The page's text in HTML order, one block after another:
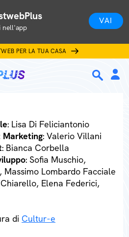
nell'app
VAI
PER LA TUA CASA
: Lisa Di Feliciantonio
Marketing: Valerio Villani
: Bianca Corbella
: Sofia Muschio,
Lombardo Facciale
Elena Federici,
di Cultur-e